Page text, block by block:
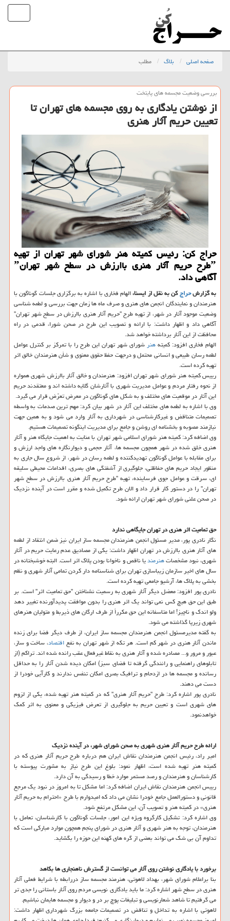
صفحه اصلی بلاگ مطلب
بررسی وضعیت مجسمه های پایتخت
از نوشتن یادگاری به روی مجسمه های تهران تا
تعیین حریم آثار هنری
حراج كن: رئیس كمیته هنر شورای شهر تهران از تهیه
ˮطرح حریم آثار هنری باارزش در سطح شهر تهرانˮ
آگاهی داد.
به گزارشحراجكن به نقل از ایسنا،الهام فخاری با اشاره به برگزاری جلسات گوناگون با
هنرمندان و نمایندگان انجمن های هنری و صرف ماه ها زمان جهت بررسی و لطمه شناسی
وضعیت موجود آثار در شهر، از تهیه طرح "حریم آثار هنری باارزش در سطح شهر تهران"
آگاهی داد و اظهار داشت: با ارائه و تصویب این طرح در صحن شورا، قدمی در راه
محافظت از این آثار برداشته خواهد شد.
الهام فخاری افزود: كمیتههنرشورای شهر تهران این طرح را با تمركز بر كنترل عوامل
لطمه رسان طبیعی و انسانی محتمل و درجهت حفظ حقوق معنوی و شأن هنرمندان خالق اثر
تهیه كرده است.
رییس كمیته هنر شورای شهر تهران افزود: هنرمندان و خالق آثار باارزش شهری همواره
از نحوه رفتار مردم و عوامل مدیریت شهری با آثارشان گلایه داشته اند و معتقدند حریم
این آثار در موقعیت های مختلف و به شكل های گوناگون در معرض تعرّض قرار می گیرد.
وی با اشاره به لطمه های مختلف این آثار در شهر بیان كرد: مهم ترین صدمات به واسطه
تصمیمات متناقض و غیركارشناسی در شهرداری به آثار وارد می شود و به همین جهت
نیازمند مصوبه و بخشنامه ای روشن و جامع برای مدیریت اینگونه تصمیمات هستیم.
وی اضافه كرد: كمیته هنر شورای اسلامی شهر تهران با عنایت به اهمیت جایگاه هنر و آثار
هنری خلق شده در شهر همچون مجسمه ها، آثار حجمی و دیوارنگاره های واجد ارزش و
برای مقابله با عوامل گوناگون تهدیدكننده و لطمه رسان در شهر، از شروع سال جاری به
منظور ایجاد حریم های حفاظتی، جلوگیری از آشفتگی های بصری، اقدامات محیطی سلیقه
ای، سرقت و عوامل جوی فرساینده، تهیه "طرح حریم آثار هنری باارزش در سطح شهر
تهران" را در دستور كار قرار داد و الان طرح تكمیل شده و مقرر است در آینده نزدیك
در صحن علنی شورای شهر تهران ارائه شود.
حق تمامیت اثر هنری در تهران جایگاهی ندارد
نگار نادری پور، مدیر مسئول انجمن هنرمندان مجسمه ساز ایران نیز ضمن انتقاد از لطمه
های آثار هنری باارزش در تهران اظهار داشت: یكی از مصادیق عدم رعایت حریم در آثار
شهری، نبود مشخصاتهنرمندیا ناقص و ناخوانا بودن پلاك اثر است. البته خوشبختانه در
سال های اخیر سازمان زیباسازی تهران برای شناسنامه دار كردن تمامی آثار شهری و نظم
بخشی به پلاك ها، آرشیو جامعی تهیه كرده است.
نادری پور افزود: معضل دیگر آثار شهری به رسمیت نشناختن "حق تمامیت اثر" است. بر
طبق این حق هیچ كس نمی تواند یك اثر هنری را بدون موافقت پدیدآورنده تغییر دهد
ولو اندك و ناچیز! اما متاسفانه این حق مكرراً از طرف ارگان های ذیربط و متولیان هنرهای
شهری زیرپا گذاشته می شود.
به گفته مدیرمسئول انجمن هنرمندان مجسمه ساز ایران، از طرف دیگر فضا برای زنده
ماندن آثار هنری در شهر كم است. هر تكه از شهر تهران به نفعاقتصاد، ساخت و ساز،
عبور و مرور و... مصادره شده و آثار هنری به نقاط غیرفعال عقب رانده شده اند. تراكم (از
تابلوهای راهنمایی و رانندگی گرفته تا فضای سبز) امكان دیده شدن آثار را به حداقل
رسانده و مجسمه ها در ازدحام و ترافیك بصری امكان تنفس ندارند و كارآیی خودرا از
دست می دهند.
نادری پور اشاره كرد: طرح "حریم آثار هنری" كه در كمیته هنر تهیه شده، یكی از لزوم
های شهری است و تعیین حریم به جلوگیری از تعرض فیزیكی و معنوی به اثر كمك
خواهدنمود.
ارائه طرح حریم آثار هنری شهری به صحن شورای شهر، در آینده نزدیك
امیر راد، رئیس انجمن هنرمندان نقاش ایران هم درباره طرح حریم آثار هنری كه در
كمیته هنر تهیه شده است، اظهار نمود: بلوغ این طرح نیاز به مشورت پیوسته با
كارشناسان و هنرمندان و رصد مستمر موارد خطا و رسیدگی به آن دارد.
رییس انجمن هنرمندان نقاش ایران اضافه كرد: اما مشكل تا به امروز در نبود یك مرجع
قانونی و دستورالعمل جامع خودرا نشان می داد كه امیدوارم با طرح «احترام به حریم آثار
هنری» در كمیته هنر و تصویب آن، این مشكل مرتفع شود.
وی اشاره كرد: تشكیل كارگروه ویژه این امور، جلسات گوناگون با كارشناسان، تعامل با
هنرمندان، توجه به هنر شهری و آثار هنری در شورای پنجم همچون موارد مباركی است كه
تداوم آن بی شك می تواند بعضی از گره های كهنه این حوزه را بگشاید.
برخورد با یادگاری نوشتن روی آثار می توانست از گسترش ناهنجاری ها بكاهد
بنا براعلام شورای شهر، بهداد لاهوتی، هنرمند مجسمه ساز دررابطه با شرایط فعلی آثار
هنری در سطح شهر اشاره كرد: ما باید یادگاری نویسی مردم روی آثار باستانی را جدی تر
می گرفتیم تا شاهد شعارنویسی و تبلیغات پوچ بر در و دیوار و مجسمه هایمان نباشیم.
لاهوتی با اشاره به تداخل و تناقض در تصمیمات جامعه بزرگ شهرداری اظهار داشت: